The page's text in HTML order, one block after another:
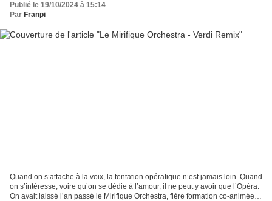
Publié le 19/10/2024 à 15:14
Par Franpi
Quand on s’attache à la voix, la tentation opératique n’est jamais loin. Quand
on s’intéresse, voire qu’on se dédie à l’amour, il ne peut y avoir que l’Opéra.
On avait laissé l’an passé le Mirifique Orchestra, fière formation co-animée et